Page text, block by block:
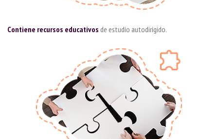
Contiene recursos educativosde estudio autodirigido.